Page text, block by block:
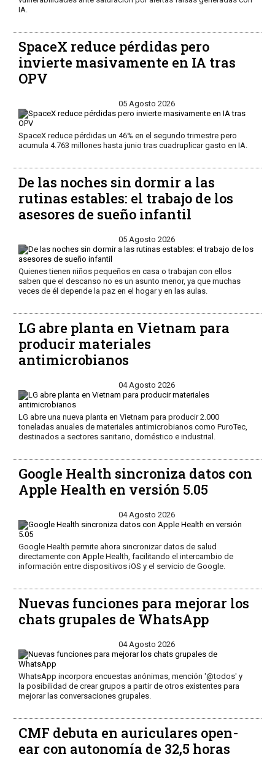
IA.
SpaceX reduce pérdidas pero
invierte masivamente en IA tras
OPV
05 Agosto 2026
SpaceX reduce pérdidas un 46% en el segundo trimestre pero
acumula 4.763 millones hasta junio tras cuadruplicar gasto en IA.
De las noches sin dormir a las
rutinas estables: el trabajo de los
asesores de sueño infantil
05 Agosto 2026
Quienes tienen niños pequeños en casa o trabajan con ellos
saben que el descanso no es un asunto menor, ya que muchas
veces de él depende la paz en el hogar y en las aulas.
LG abre planta en Vietnam para
producir materiales
antimicrobianos
04 Agosto 2026
LG abre una nueva planta en Vietnam para producir 2.000
toneladas anuales de materiales antimicrobianos como PuroTec,
destinados a sectores sanitario, doméstico e industrial.
Google Health sincroniza datos con
Apple Health en versión 5.05
04 Agosto 2026
Google Health permite ahora sincronizar datos de salud
directamente con Apple Health, facilitando el intercambio de
información entre dispositivos iOS y el servicio de Google.
Nuevas funciones para mejorar los
chats grupales de WhatsApp
04 Agosto 2026
WhatsApp incorpora encuestas anónimas, mención '@todos' y
la posibilidad de crear grupos a partir de otros existentes para
mejorar las conversaciones grupales.
CMF debuta en auriculares open-
ear con autonomía de 32,5 horas